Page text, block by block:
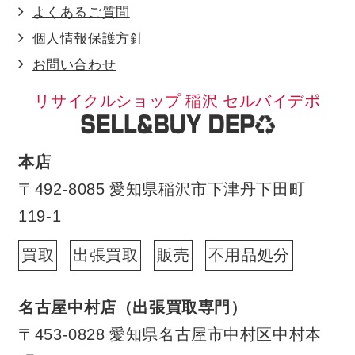
よくあるご質問
個人情報保護方針
お問い合わせ
リサイクルショップ 稲沢 セルバイデポ
本店
〒492-8085 愛知県稲沢市下津丹下田町
119-1
買取 出張買取 販売 不用品処分
名古屋中村店（出張買取専門）
〒453-0828 愛知県名古屋市中村区中村本